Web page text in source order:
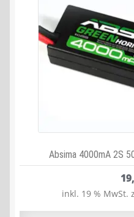
Absima 4000mA 2S
inkl. 19 % MwSt.